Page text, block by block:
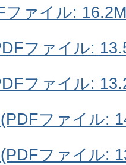
ファイル:
ファイル:
ファイル:
ファイル:
ファイル: